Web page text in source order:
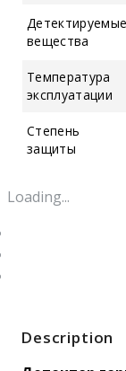
Детектируемые
вещества
Температура
эксплуатации
Степень
защиты
Loading...
Description